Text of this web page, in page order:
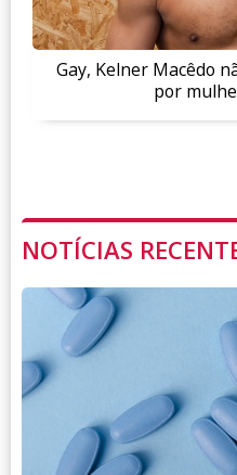
Gay, Kelner Macêdo
por
NOTÍCIAS